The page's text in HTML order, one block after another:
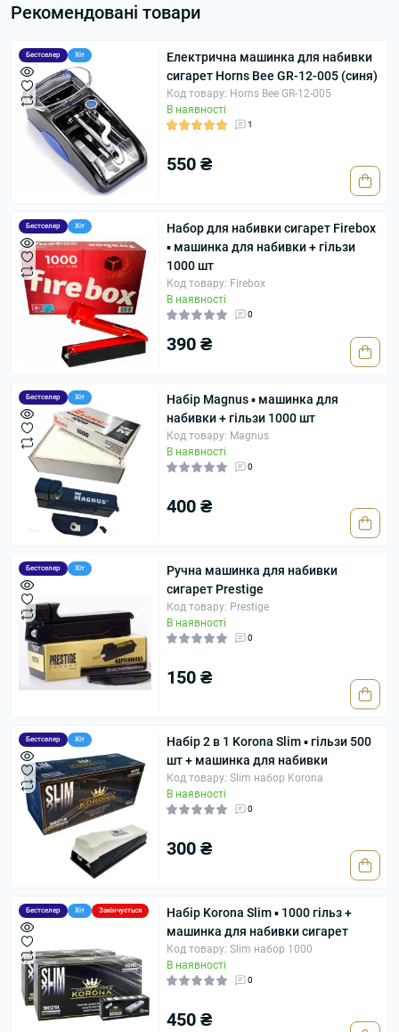
Рекомендовані товари
Бестселер Хіт
Електрична машинка для набивки
сигарет Horns Bee GR-12-005 (синя)
Код товару: Horns Bee GR-12-005
В наявності
1
550 ₴
Бестселер Хіт
Набор для набивки сигарет Firebox
▪ машинка для набивки + гільзи
1000 шт
Код товару: Firebox
В наявності
0
390 ₴
Бестселер Хіт
Набір Magnus ▪ машинка для
набивки + гільзи 1000 шт
Код товару: Magnus
В наявності
0
400 ₴
Бестселер Хіт
Ручна машинка для набивки
сигарет Prestige
Код товару: Prestige
В наявності
0
150 ₴
Бестселер Хіт
Набір 2 в 1 Korona Slim ▪ гільзи 500
шт + машинка для набивки
Код товару: Slim набор Korona
В наявності
0
300 ₴
Бестселер Хіт Закінчується
Набір Korona Slim ▪ 1000 гільз +
машинка для набивки сигарет
Код товару: Slim набор 1000
В наявності
0
450 ₴